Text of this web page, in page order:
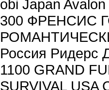
obi Japan Avalon
300 ФРЕНСИС
Россия Ридерс
1100 GRAND
SURVIVAL USA